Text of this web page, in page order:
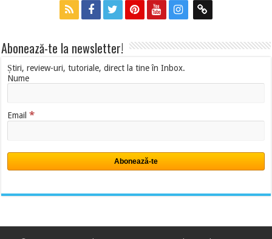
Abonează-te la newsletter!
Știri, review-uri, tutoriale, direct la tine în Inbox.
Nume
Email*